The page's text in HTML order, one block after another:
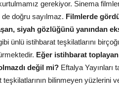
gerekiyor. Sinema
doğru sayılmaz. Filmlerde
siyah gözlüğünü yanından
ünlü istihbarat teşkilatlarını
Eğer istihbarat
değil mi? Eftalya Yayınları
teşkilatlarının bilinmeyen yüzlerini